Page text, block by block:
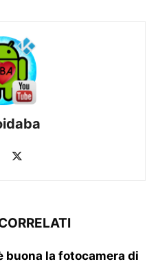
buona la fotocamera di